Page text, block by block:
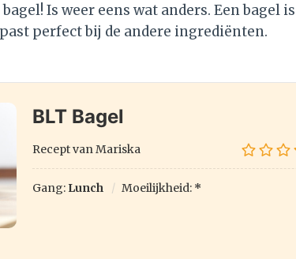
Is weer eens wat anders. Een bagel
perfect bij de andere ingrediënten.
BLT Bagel
Recept van Mariska
Gang: Lunch Moeilijkheid: *